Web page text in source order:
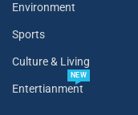
Environment
Sports
Culture & Living
Entertianment
NEW